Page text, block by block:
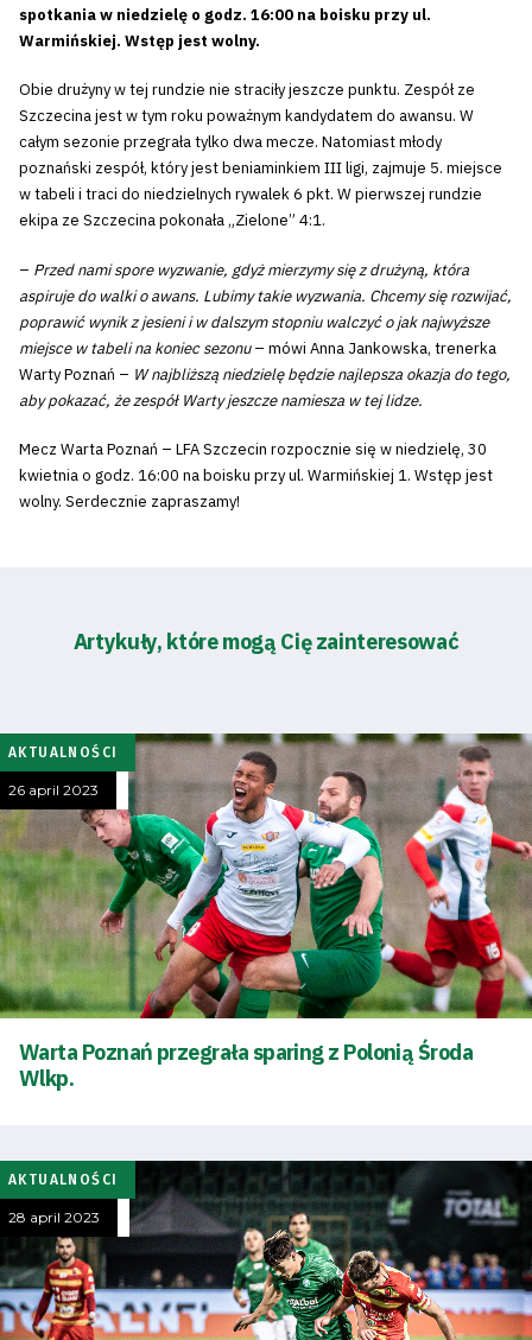
spotkania w niedzielę o godz. 16:00 na boisku przy ul.
Warmińskiej. Wstęp jest wolny.
Obie drużyny w tej rundzie nie straciły jeszcze punktu. Zespół ze
Szczecina jest w tym roku poważnym kandydatem do awansu. W
całym sezonie przegrała tylko dwa mecze. Natomiast młody
poznański zespół, który jest beniaminkiem III ligi, zajmuje 5. miejsce
w tabeli i traci do niedzielnych rywalek 6 pkt. W pierwszej rundzie
ekipa ze Szczecina pokonała „Zielone” 4:1.
– Przed nami spore wyzwanie, gdyż mierzymy się z drużyną, która
aspiruje do walki o awans. Lubimy takie wyzwania. Chcemy się rozwijać,
poprawić wynik z jesieni i w dalszym stopniu walczyć o jak najwyższe
miejsce w tabeli na koniec sezonu– mówi Anna Jankowska, trenerka
Warty Poznań – W najbliższą niedzielę będzie najlepsza okazja do tego,
aby pokazać, że zespół Warty jeszcze namiesza w tej lidze.
Mecz Warta Poznań – LFA Szczecin rozpocznie się w niedzielę, 30
kwietnia o godz. 16:00 na boisku przy ul. Warmińskiej 1. Wstęp jest
wolny. Serdecznie zapraszamy!
Artykuły, które mogą Cię zainteresować
AKTUALNOŚCI
26 april 2023
Warta Poznań przegrała sparing z Polonią Środa
Wlkp.
AKTUALNOŚCI
28 april 2023